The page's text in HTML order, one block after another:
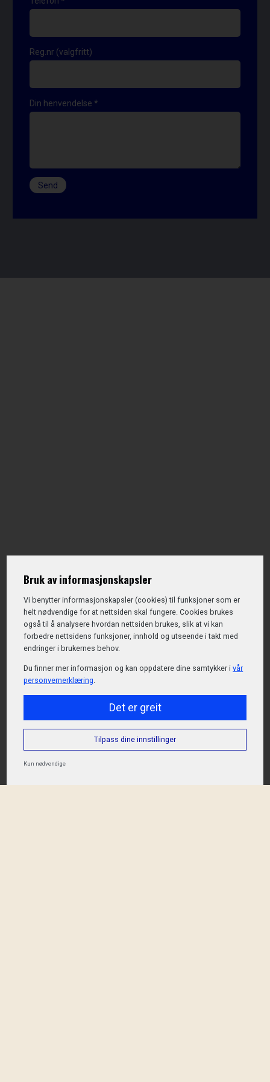
Reg.nr (valgfritt)
Din henvendelse *
Send
Bruk av informasjonskapsler
Vi benytter informasjons­kapsler (cookies) til funksjoner som er
helt nødvendige for at nettsiden skal fungere. Cookies brukes
også til å analysere hvordan nettsiden brukes, slik at vi kan
forbedre nettsidens funksjoner, innhold og utseende i takt med
endringer i brukernes behov.
Du finner mer informasjon og kan oppdatere dine samtykker ivår
personvernerklæring.
Det er greit
Tilpass dine innstillinger
Kun nødvendige